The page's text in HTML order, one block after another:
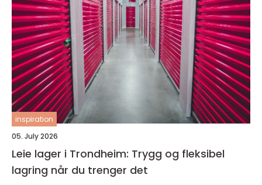
inspiration
05. July 2026
Leie lager i Trondheim: Trygg og fleksibel
lagring når du trenger det